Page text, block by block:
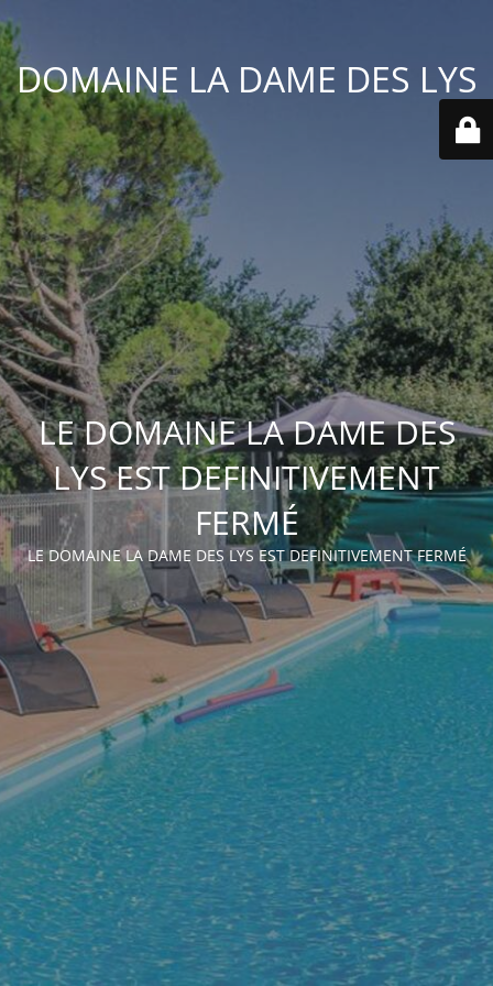
DOMAINE LA DAME DES LYS
LE DOMAINE LA DAME DES
LYS EST DEFINITIVEMENT
FERMÉ
LE DOMAINE LA DAME DES LYS EST DEFINITIVEMENT FERMÉ